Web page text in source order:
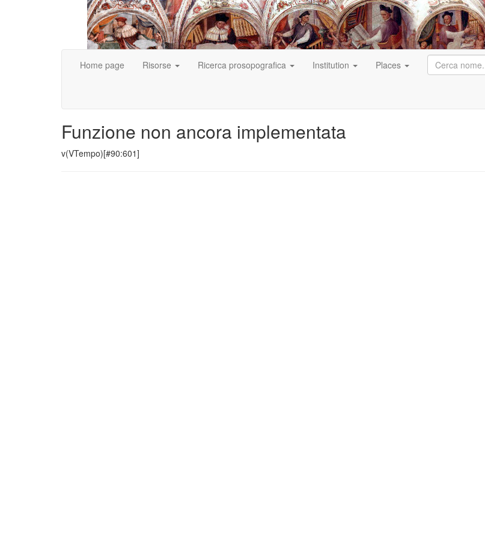
Home page Risorse Ricerca prosopografica Institution Places
Funzione non ancora implementata
v(VTempo)[#90:601]